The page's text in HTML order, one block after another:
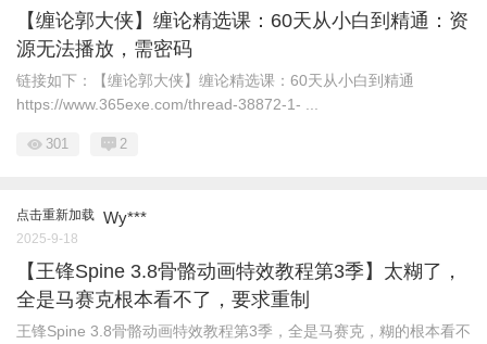
【缠论郭大侠】缠论精选课：60天从小白到精通：资
源无法播放，需密码
链接如下：【缠论郭大侠】缠论精选课：60天从小白到精通
https://www.365exe.com/thread-38872-1- ...
301 2
点击重新加载 Wy***
2025-9-18
【王锋Spine 3.8骨骼动画特效教程第3季】太糊了，
全是马赛克根本看不了，要求重制
王锋Spine 3.8骨骼动画特效教程第3季，全是马赛克，糊的根本看不